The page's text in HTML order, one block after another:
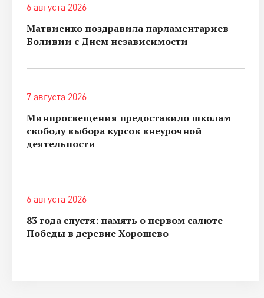
6 августа 2026
Матвиенко поздравила парламентариев
Боливии с Днем независимости
7 августа 2026
Минпросвещения предоставило школам
свободу выбора курсов внеурочной
деятельности
6 августа 2026
83 года спустя: память о первом салюте
Победы в деревне Хорошево